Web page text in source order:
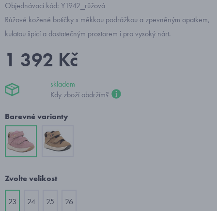
Objednávací kód: Y1942_růžová
Růžové kožené botičky s měkkou podrážkou a zpevněným opatkem,
kulatou špicí a dostatečným prostorem i pro vysoký nárt.
1 392 Kč
skladem
Kdy zboží obdržím?
Barevné varianty
Zvolte velikost
23 24 25 26